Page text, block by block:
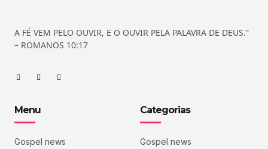
A FÉ VEM PELO OUVIR, E O OUVIR PELA PALAVRA DE DEUS.”
– ROMANOS 10:17
Menu
Gospel news
Categorias
Gospel news